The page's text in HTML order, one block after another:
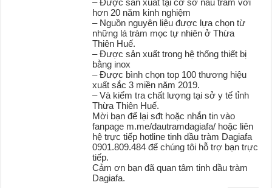
hơn 20 năm kinh nghiệm
– Nguồn nguyên liệu được lựa chọn từ
những lá tràm mọc tự nhiên ở Thừa
Thiên Huế.
– Được sản xuất trong hệ thống thiết bị
bằng inox
– Được bình chọn top 100 thương hiệu
xuất sắc 3 miền năm 2019.
– Và kiểm tra chất lượng tại sở y tế tỉnh
Thừa Thiên Huế.
Mời bạn để lại sđt hoặc nhắn tin vào
fanpage m.me/dautramdagiafa/ hoặc liên
hệ trực tiếp hotline tinh dầu tràm Dagiafa
0901.809.484 để chúng tôi hỗ trợ bạn trực
tiếp.
Cảm ơn bạn đã quan tâm tinh dầu tràm
Dagiafa.